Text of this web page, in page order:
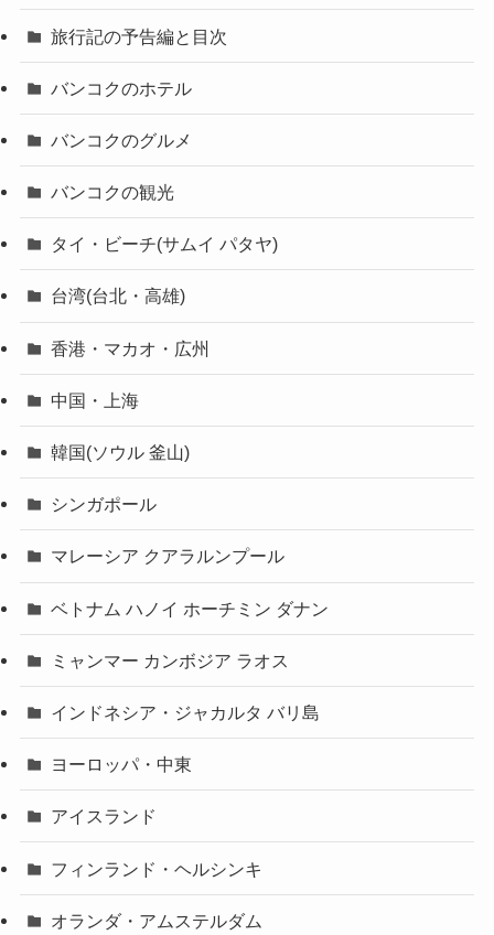
旅行記の予告編と目次
バンコクのホテル
バンコクのグルメ
バンコクの観光
タイ・ビーチ(サムイ パタヤ)
台湾(台北・高雄)
香港・マカオ・広州
中国・上海
韓国(ソウル 釜山)
シンガポール
マレーシア クアラルンプール
ベトナム ハノイ ホーチミン ダナン
ミャンマー カンボジア ラオス
インドネシア・ジャカルタ バリ島
ヨーロッパ・中東
アイスランド
フィンランド・ヘルシンキ
オランダ・アムステルダム